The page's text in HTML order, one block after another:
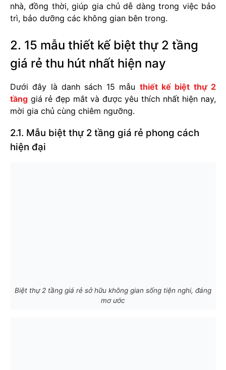
nhà, đồng thời, giúp gia chủ dễ dàng trong việc bảo
trì, bảo dưỡng các không gian bên trong.
2. 15 mẫu thiết kế biệt thự 2 tầng
giá rẻ thu hút nhất hiện nay
Dưới đây là danh sách 15 mẫu thiết kế biệt thự 2
tầng giá rẻ đẹp mắt và được yêu thích nhất hiện nay,
mời gia chủ cùng chiêm ngưỡng.
2.1. Mẫu biệt thự 2 tầng giá rẻ phong cách
hiện đại
Biệt thự 2 tầng giá rẻ sở hữu không gian sống tiện nghi, đáng
mơ ước